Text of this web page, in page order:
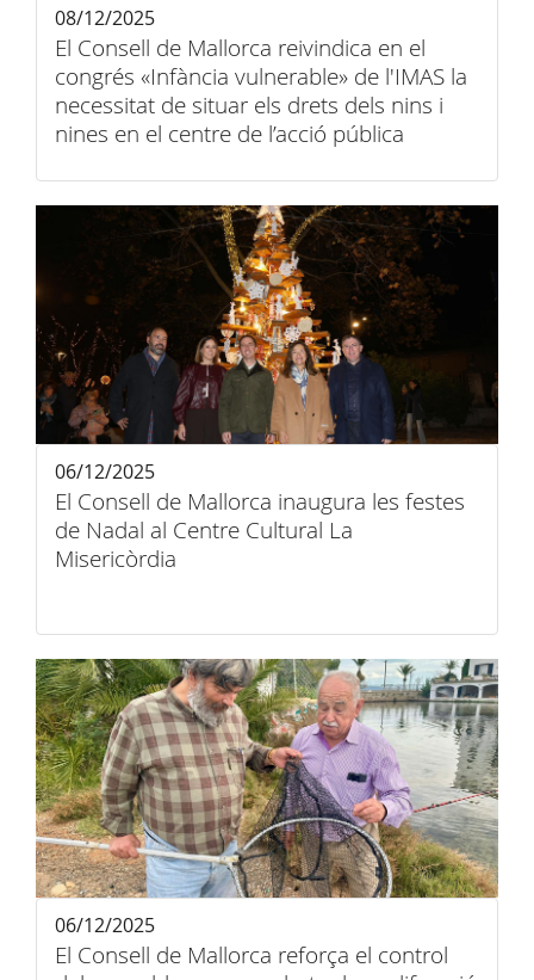
El Consell de Mallorca reivindica en el
congrés «Infància vulnerable» de l'IMAS la
necessitat de situar els drets dels nins i
nines en el centre de l’acció pública
08/12/2025
El Consell de Mallorca inaugura les festes
de Nadal al Centre Cultural La
Misericòrdia
06/12/2025
El Consell de Mallorca reforça el control
06/12/2025